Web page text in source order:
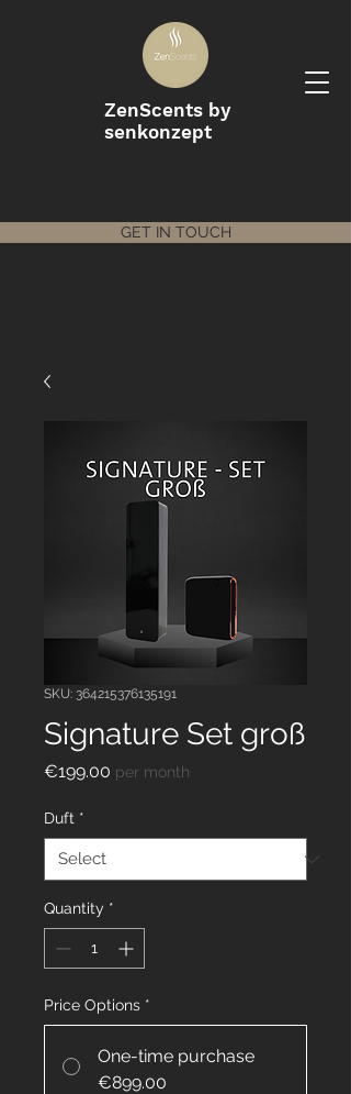
ZenScents by
senkonzept
GET IN TOUCH
SKU: 364215376135191
Signature Set groß
€199.00 Price
per month
Duft *
Quantity *
Price Options *
One-time purchase
€899.00